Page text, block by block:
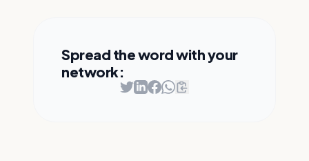
Spread the word with your
network: